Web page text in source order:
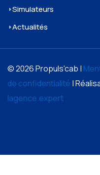
Simulateurs
Actualités
© 2026 Propuls'cab |
de confidentialité |
lagence.expert